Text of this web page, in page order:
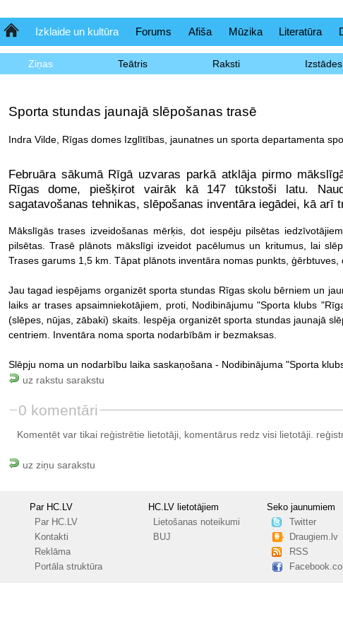
SākumlapaIzklaide un kultūra Forums Afiša Mūzika Literatūra
Ziņas Teātris Raksti
Sporta stundas jaunajā slēpošanas trasē
Indra Vilde, Rīgas domes Izglītības, jaunatnes un sporta departamenta
Februāra sākumā Rīgā uzvaras parkā atklāja pirmo
Rīgas dome, piešķirot vairāk kā 147 tūkstoši latu.
sagatavošanas tehnikas, slēpošanas inventāra iegādei, kā arī
Mākslīgās trases izveidošanas mērķis, dot iespēju pilsētas
pilsētas. Trasē plānots mākslīgi izveidot pacēlumus un kritumus, lai
Trases garums 1,5 km. Tāpat plānots inventāra nomas punkts, ģērbtuves,
Jau tagad iespējams organizēt sporta stundas Rīgas skolu bērniem un
laiks ar trases apsaimniekotājiem, proti, Nodibinājumu "Sporta klubs
(slēpes, nūjas, zābaki) skaits. Iespēja organizēt sporta stundas jaunajā
centriem. Inventāra noma sporta nodarbībām ir bezmaksas.
Slēpju noma un nodarbību laika saskaņošana - Nodibinājuma "Sporta
uz rakstu sarakstu
0 komentāri
Komentēt var tikai reģistrētie lietotāji, komentārus redz visi lietotāji.
uz ziņu sarakstu
Par HC.LV
Par HC.LV
Kontakti
Reklāma
Portāla struktūra
HC.LV lietotājiem
Lietošanas noteikumi
BUJ
Seko jaunumiem
Twitter
Draugiem.lv
RSS